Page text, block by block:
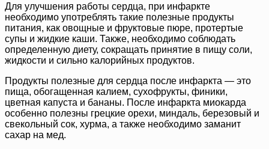
Для улучшения работы сердца, при инфаркте
необходимо употреблять такие полезные продукты
питания, как овощные и фруктовые пюре, протертые
супы и жидкие каши. Также, необходимо соблюдать
определенную диету, сокращать принятие в пищу соли,
жидкости и сильно калорийных продуктов.
Продукты полезные для сердца после инфаркта — это
пища, обогащенная калием, сухофрукты, финики,
цветная капуста и бананы. После инфаркта миокарда
особенно полезны грецкие орехи, миндаль, березовый и
свекольный сок, хурма, а также необходимо заманит
сахар на мед.